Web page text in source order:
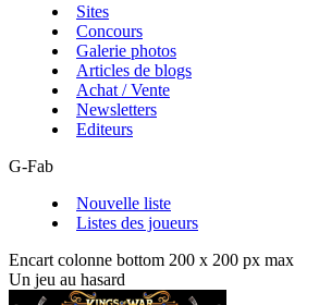
Sites
Concours
Galerie photos
Articles de blogs
Achat / Vente
Newsletters
Editeurs
G-Fab
Nouvelle liste
Listes des joueurs
Encart colonne bottom 200 x 200 px max
Un jeu au hasard